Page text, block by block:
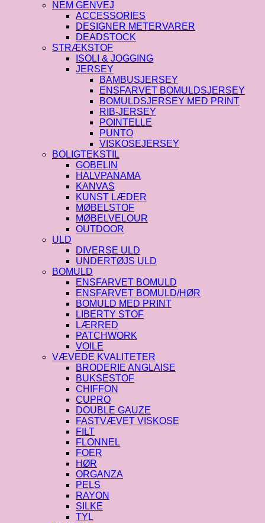
NEM GENVEJ
ACCESSORIES
DESIGNER METERVARER
DEADSTOCK
STRÆKSTOF
ISOLI & JOGGING
JERSEY
BAMBUSJERSEY
ENSFARVET BOMULDSJERSEY
BOMULDSJERSEY MED PRINT
RIB-JERSEY
POINTELLE
PUNTO
VISKOSEJERSEY
BOLIGTEKSTIL
GOBELIN
HALVPANAMA
KANVAS
KUNST LÆDER
MØBELSTOF
MØBELVELOUR
OUTDOOR
ULD
DIVERSE ULD
UNDERTØJS ULD
BOMULD
ENSFARVET BOMULD
ENSFARVET BOMULD/HØR
BOMULD MED PRINT
LIBERTY STOF
LÆRRED
PATCHWORK
VOILE
VÆVEDE KVALITETER
BRODERIE ANGLAISE
BUKSESTOF
CHIFFON
CUPRO
DOUBLE GAUZE
FASTVÆVET VISKOSE
FILT
FLONNEL
FOER
HØR
ORGANZA
PELS
RAYON
SILKE
TYL